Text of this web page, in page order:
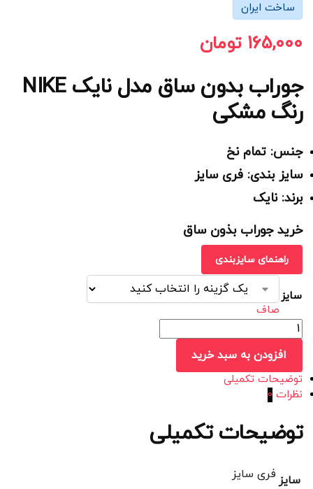
ساخت ایران
165,000 تومان
جوراب بدون ساق مدل نایک NIKE
رنگ مشکی
جنس: تمام نخ
سایز بندی: فری سایز
برند: نایک
خرید جوراب بذون ساق
راهنمای سایزبندی
سایز
صاف
افزودن به سبد خرید
توضیحات تکمیلی
نظرات 0
توضیحات تکمیلی
سایز فری سایز